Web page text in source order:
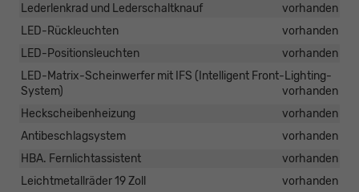
Lederlenkrad und Lederschaltknauf
vorhanden
LED-Rückleuchten
vorhanden
LED-Positionsleuchten
vorhanden
LED-Matrix-Scheinwerfer mit IFS (Intelligent Front-Lighting-
System)
vorhanden
Heckscheibenheizung
vorhanden
Antibeschlagsystem
vorhanden
HBA. Fernlichtassistent
vorhanden
Leichtmetallräder 19 Zoll
vorhanden